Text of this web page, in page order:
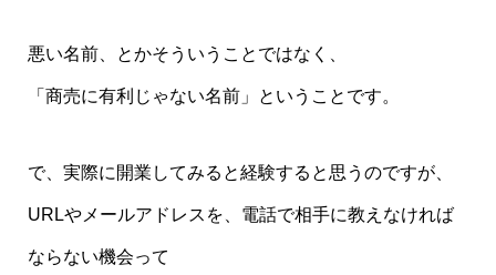
悪い名前、とかそういうことではなく、
「商売に有利じゃない名前」ということです。
で、実際に開業してみると経験すると思うのですが、
URLやメールアドレスを、電話で相手に教えなければ
ならない機会って